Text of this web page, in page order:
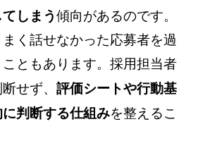
しまう傾向があるのです。
く話せなかった応募者を過
ともあります。採用担当者
せず、評価シートや行動基
判断する仕組みを整えるこ